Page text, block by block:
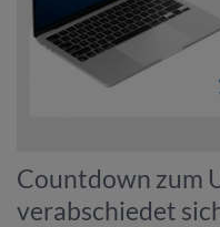
Countdown zum
verabschiedet